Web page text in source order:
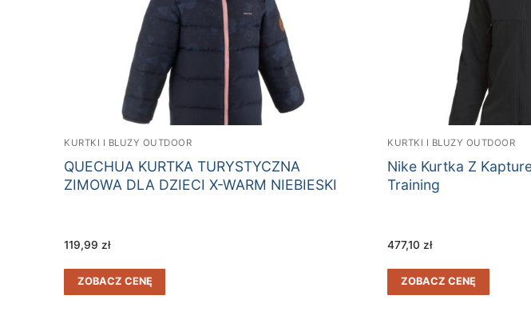
KURTKI I BLUZY OUTDOOR
QUECHUA KURTKA TURYSTYCZNA
ZIMOWA DLA DZIECI X-WARM NIEBIESKI
119,99 zł
ZOBACZ CENĘ
KURTKI I BLUZY OUTDOOR
Nike Kurtka Z
Training
477,10 zł
ZOBACZ CENĘ